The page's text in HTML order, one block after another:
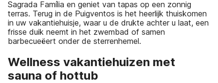
Sagrada Família en geniet van tapas op een zonnig
terras. Terug in de Puigventos is het heerlijk thuiskomen
in uw vakantiehuisje, waar u de drukte achter u laat, een
frisse duik neemt in het zwembad of samen
barbecueëert onder de sterrenhemel.
Wellness vakantiehuizen met
sauna of hottub